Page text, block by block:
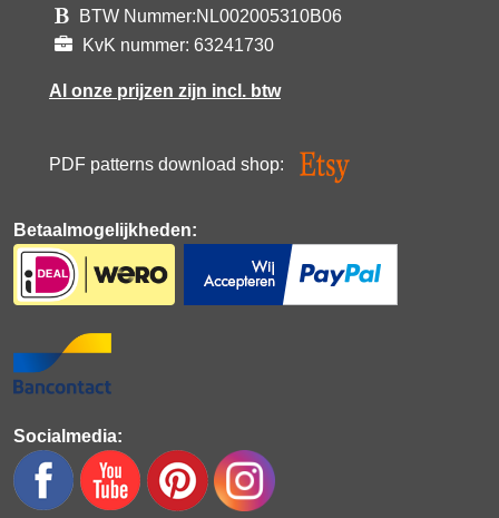
BTW Nummer:NL002005310B06
KvK nummer: 63241730
Al onze prijzen zijn incl. btw
PDF patterns download shop:
Betaalmogelijkheden:
Socialmedia: